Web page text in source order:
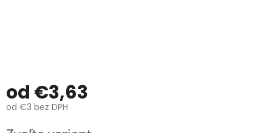
od €3,63
od €3 bez DPH